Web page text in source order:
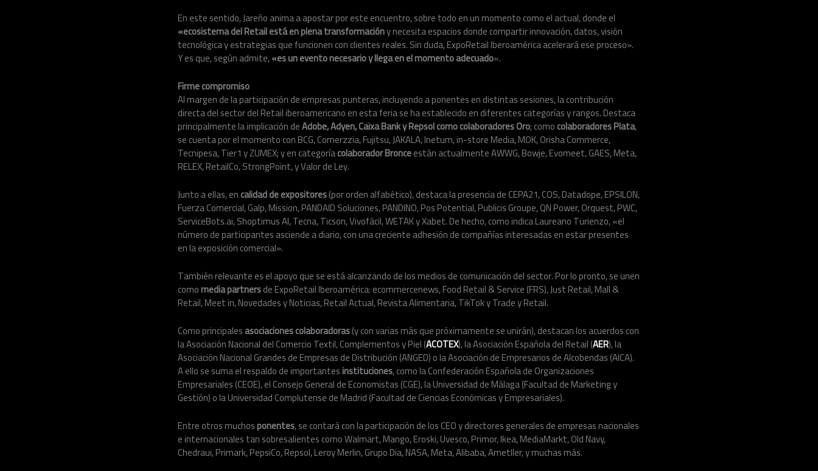
En este sentido, Jareño anima a apostar por este encuentro, sobre todo en un momento como el actual, donde el
«ecosistema del Retail está en plena transformacióny necesita espacios donde compartir innovación, datos, visión
tecnológica y estrategias que funcionen con clientes reales. Sin duda, ExpoRetail Iberoamérica acelerará ese proceso».
Y es que, según admite,«esun evento necesario y llega en el momento adecuado«.
Firme compromiso
Al margen de la participación de empresas punteras, incluyendo a ponentes en distintas sesiones, la contribución
directa del sector del Retail iberoamericano en esta feria se ha establecido en diferentes categorías y rangos. Destaca
principalmente la implicación deAdobe, Adyen, Caixa Bank y Repsol como colaboradores Oro; comocolaboradores Plata,
se cuenta por el momento con BCG, Comerzzia, Fujitsu, JAKALA, Inetum, in-store Media, MOK, Orisha Commerce,
Tecnipesa, Tier1 y ZUMEX; y en categoríacolaborador Bronceestán actualmente AWWG, Bowje, Evomeet, GAES, Meta,
RELEX, RetailCo, StrongPoint, y Valor de Ley.
Junto a ellas, encalidad de expositores(por orden alfabético), destaca la presencia de CEPA21, COS, Datadope, EPSILON,
Fuerza Comercial, Galp, Mission, PANDAID Soluciones, PANDINO, Pos Potential, Publicis Groupe, QN Power, Orquest, PWC,
ServiceBots.ai, Shoptimus AI, Tecna, Ticson, Vivofácil, WETAK y Xabet. De hecho, como indica Laureano Turienzo, «el
número de participantes asciende a diario, con una creciente adhesión de compañías interesadas en estar presentes
en la exposición comercial».
También relevante es el apoyo que se está alcanzando de los medios de comunicación del sector. Por lo pronto, se unen
comomedia partnersde ExpoRetail Iberoamérica: ecommercenews, Food Retail & Service (FRS), Just Retail, Mall &
Retail, Meet in, Novedades y Noticias, Retail Actual, Revista Alimentaria, TikTok y Trade y Retail.
Como principalesasociaciones colaboradoras(y con varias más que próximamente se unirán), destacan los acuerdos con
la Asociación Nacional del Comercio Textil, Complementos y Piel (ACOTEX), la Asociación Española del Retail(AER), la
Asociación Nacional Grandes de Empresas de Distribución (ANGED) o la Asociación de Empresarios de Alcobendas (AICA).
A ello se suma el respaldo de importantesinstituciones, como la Confederación Española de Organizaciones
Empresariales (CEOE), el Consejo General de Economistas (CGE), la Universidad de Málaga (Facultad de Marketing y
Gestión) o la Universidad Complutense de Madrid (Facultad de Ciencias Económicas y Empresariales).
Entre otros muchosponentes, se contará con la participación de los CEO y directores generales de empresas nacionales
e internacionales tan sobresalientes como Walmart, Mango, Eroski, Uvesco, Primor, Ikea, MediaMarkt, Old Navy,
Chedraui, Primark, PepsiCo, Repsol, Leroy Merlin, Grupo Dia, NASA, Meta, Alibaba, Ametller, y muchas más.